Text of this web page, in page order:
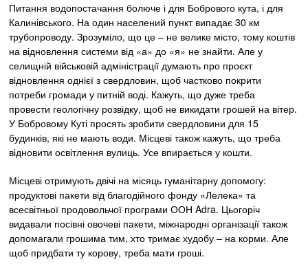
Питання водопостачання болюче і для Бобрового кута, і для
Калинівського. На один населений пункт випадає 30 км
трубопроводу. Зрозуміло, що це – не велике місто, тому коштів
на відновлення системи від «а» до «я» не знайти. Але у
селищній військовій адміністрації думають про проєкт
відновлення однієї з свердловин, щоб частково покрити
потреби громади у питній воді. Кажуть, що дуже треба
провести геологічну розвідку, щоб не викидати грошей на вітер.
У Бобровому Куті просять зробити свердловини для 15
будинків, які не мають води. Місцеві також кажуть, що треба
відновити освітлення вулиць. Усе впирається у кошти.
Місцеві отримують двічі на місяць гуманітарну допомогу:
продуктові пакети від благодійного фонду «Лелека» та
всесвітньої продовольчої програми ООН Adra. Цьогоріч
видавали посівні овочеві пакети, міжнародні організації також
допомагали грошима тим, хто тримає худобу – на корми. Але
щоб придбати ту корову, треба мати гроші.